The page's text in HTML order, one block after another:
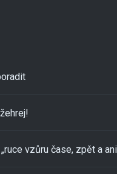
vzůru čase, zpět a ani